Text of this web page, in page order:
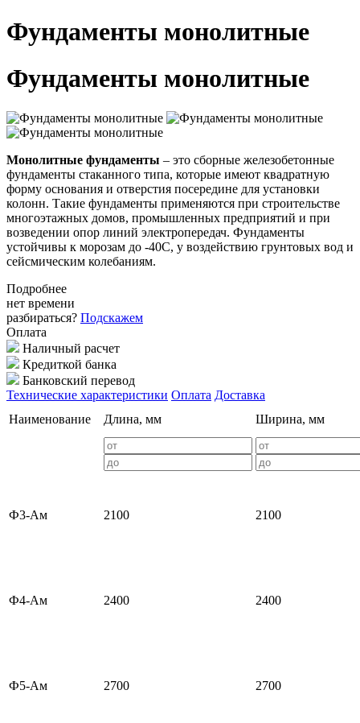
Фундаменты монолитные
Фундаменты монолитные
Монолитные фундаменты – это сборные железобетонные
фундаменты стаканного типа, которые имеют квадратную
форму основания и отверстия посередине для установки
колонн. Такие фундаменты применяются при строительстве
многоэтажных домов, промышленных предприятий и при
возведении опор линий электропередач. Фундаменты
устойчивы к морозам до -40С, у воздействию грунтовых вод и
сейсмическим колебаниям.
Подробнее
нет времени
разбираться? Подскажем
Оплата
Наличный расчет
Кредиткой банка
Банковский перевод
Технические характеристики Оплата Доставка
Наименование
Длина, мм Ширина, мм
Ф3-Ам 2100 2100
Ф4-Ам 2400 2400
Ф5-Ам 2700 2700